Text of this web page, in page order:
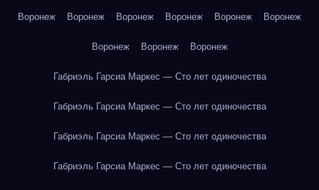
Воронеж Воронеж Воронеж Воронеж Воронеж Воронеж
Воронеж Воронеж Воронеж
Габриэль Гарсиа Маркес — Сто лет одиночества
Габриэль Гарсиа Маркес — Сто лет одиночества
Габриэль Гарсиа Маркес — Сто лет одиночества
Габриэль Гарсиа Маркес — Сто лет одиночества